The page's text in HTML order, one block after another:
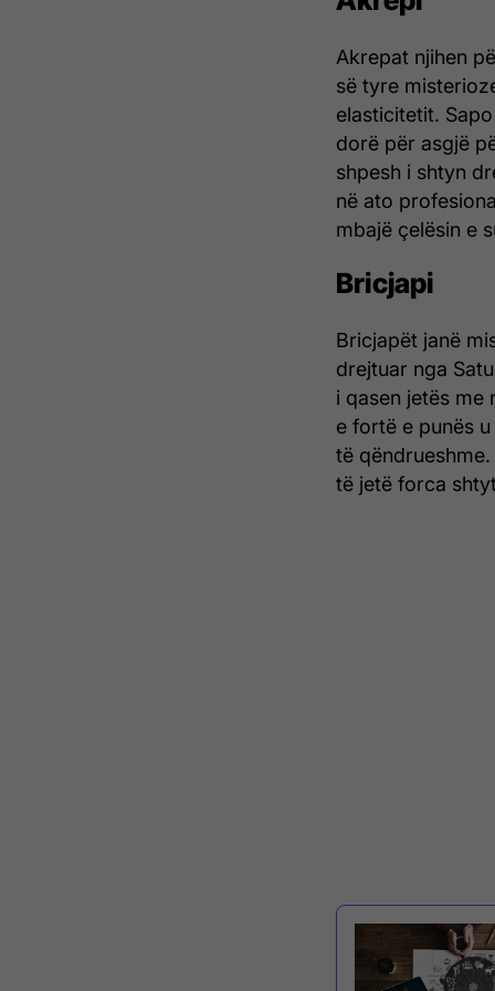
Akrepat njihen
së tyre
elasticitetit.
dorë për asgjë
shpesh i shtyn
në ato
mbajë çelësin e
Bricjapi
Bricjapët janë
drejtuar nga
i qasen jetës me
e fortë e punës
të
të jetë forca